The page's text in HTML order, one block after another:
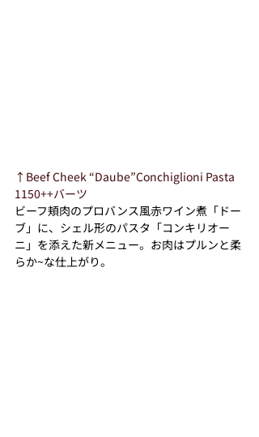
↑Beef Cheek “Daube”Conchiglioni Pasta
1150++バーツ
ビーフ頬肉のプロバンス風赤ワイン煮「ドー
ブ」に、シェル形のパスタ「コンキリオー
ニ」を添えた新メニュー。お肉はプルンと柔
らか~な仕上がり。